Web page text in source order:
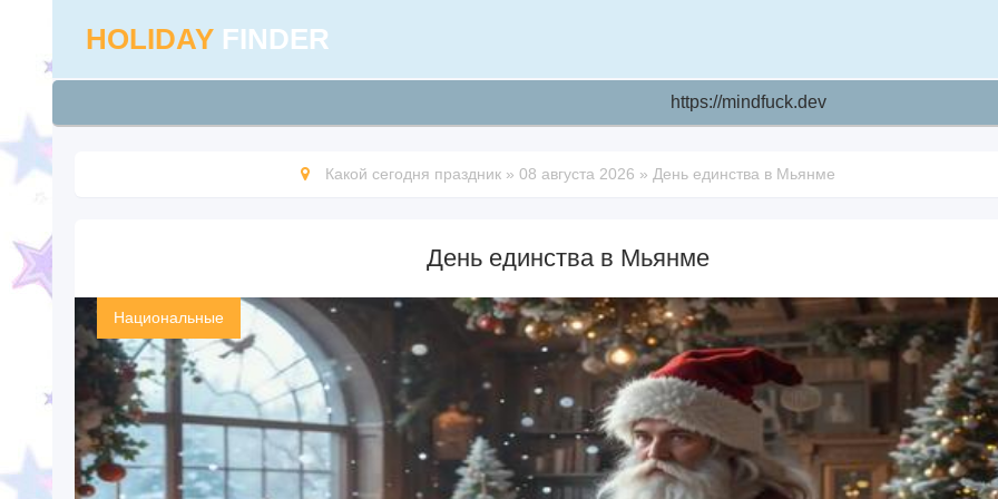
HOLIDAY FINDER
https://mindfuck.dev
Какой сегодня праздник » 08 августа 2026 » День единства в Мьянме
День единства в Мьянме
Национальные